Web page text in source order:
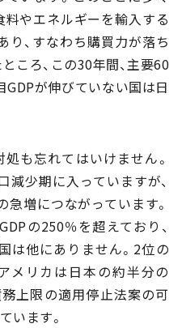
料やエネルギーを輸入する
り、すなわち購買力が落ち
ころ、この30年間、主要60
が伸びていない国は日
も忘れてはいけません。
少期に入っていますが、
増につながっています。
の250％を超えており、
は他にありません。2位の
メリカは日本の約半分の
上限の適用停止法案の可
います。